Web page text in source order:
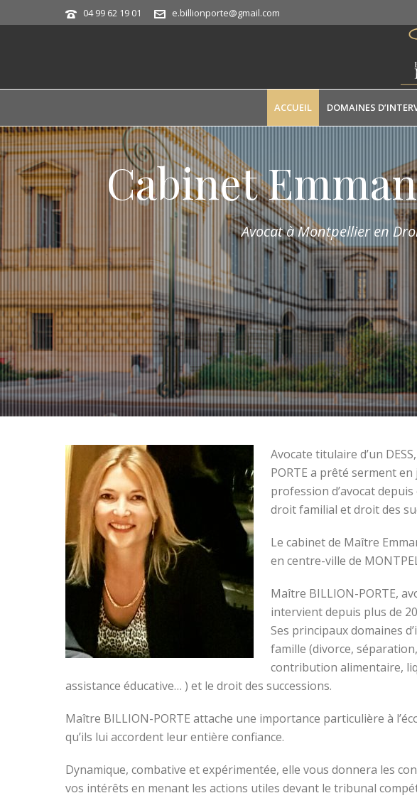
04 99 62 19 01 e.billionporte@gmail.com
ACCUEIL DOMAINES
Cabinet
Avocat à Montpellier en
Avocate titulaire d’un
PORTE a prêté serment
profession d’avocat
droit familial et droit des
Le cabinet de Maître
en centre-ville de
Maître BILLION-PORTE,
intervient depuis plus de
Ses principaux domaines
famille (divorce,
contribution alimentaire,
assistance éducative… ) et le droit des successions.
Maître BILLION-PORTE attache une importance particulière à
qu’ils lui accordent leur entière confiance.
Dynamique, combative et expérimentée, elle vous donnera les
vos intérêts en menant les actions utiles devant le tribunal